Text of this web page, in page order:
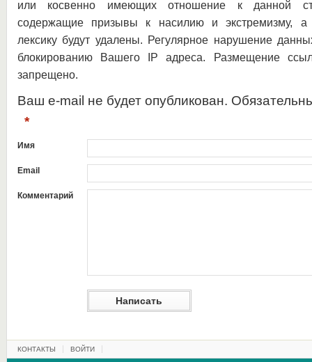
или косвенно имеющих отношение к данной
содержащие призывы к насилию и экстремизму, а
лексику будут удалены. Регулярное нарушение
блокированию Вашего IP адреса. Размещение
запрещено.
Ваш e-mail не будет опубликован.
*
Имя
Email
Комментарий
КОНТАКТЫ ВОЙТИ